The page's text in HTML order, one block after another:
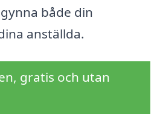
både din
anställda.
gratis och utan